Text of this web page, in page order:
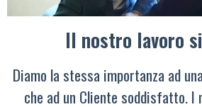
Il nostro lavoro
Diamo la stessa importanza ad
che ad un Cliente soddisfatto.